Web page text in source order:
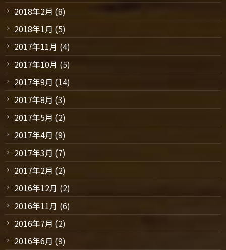
2018年2月 (8)
2018年1月 (5)
2017年11月 (4)
2017年10月 (5)
2017年9月 (14)
2017年8月 (3)
2017年5月 (2)
2017年4月 (9)
2017年3月 (7)
2017年2月 (2)
2016年12月 (2)
2016年11月 (6)
2016年7月 (2)
2016年6月 (9)